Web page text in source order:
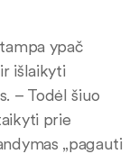
ypač
išlaikyti
– Todėl šiuo
prie
„pagauti